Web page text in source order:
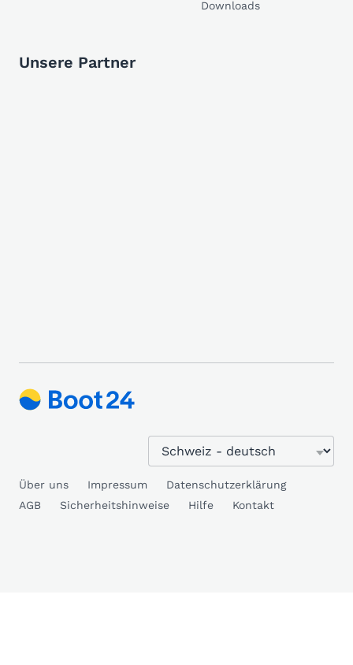
Downloads
Unsere Partner
Über uns Impressum
Datenschutzerklärung
AGB
Sicherheitshinweise Hilfe Kontakt